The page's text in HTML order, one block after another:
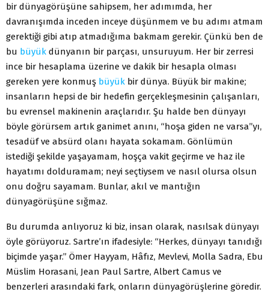
bir dünyagörüşüne sahipsem, her adımımda, her
davranışımda inceden inceye düşünmem ve bu adımı atmam
gerektiği gibi atıp atmadığıma bakmam gerekir. Çünkü ben de
bu büyük dünyanın bir parçası, unsuruyum. Her bir zerresi
ince bir hesaplama üzerine ve dakik bir hesapla olması
gereken yere konmuş büyük bir dünya. Büyük bir makine;
insanların hepsi de bir hedefin gerçekleşmesinin çalışanları,
bu evrensel makinenin araçlarıdır. Şu halde ben dünyayı
böyle görürsem artık ganimet anını, “hoşa giden ne varsa”yı,
tesadüf ve absürd olanı hayata sokamam. Gönlümün
istediği şekilde yaşayamam, hoşça vakit geçirme ve haz ile
hayatımı dolduramam; neyi seçtiysem ve nasıl olursa olsun
onu doğru sayamam. Bunlar, akıl ve mantığın
dünyagörüşüne sığmaz.
Bu durumda anlıyoruz ki biz, insan olarak, nasılsak dünyayı
öyle görüyoruz. Sartre’ın ifadesiyle: “Herkes, dünyayı tanıdığı
biçimde yaşar.” Ömer Hayyam, Hâfız, Mevlevi, Molla Sadra, Ebu
Müslim Horasani, Jean Paul Sartre, Albert Camus ve
benzerleri arasındaki fark, onların dünyagörüşlerine göredir.